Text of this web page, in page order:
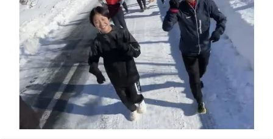
今回は山形県天童市のおすすめ温泉をご紹介します！